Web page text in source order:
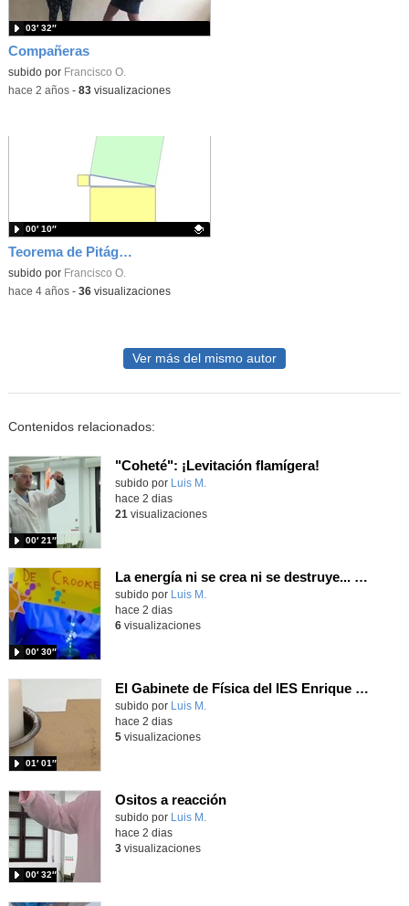
Compañeras
subido por Francisco O.
03′ 32″
-hace 2 años- 83visualizaciones
Teorema de Pitágoras bien explicado y comprensible
Contenido educativo.
subido por Francisco O.
00′ 10″
-hace 4 años- 36visualizaciones
Ver más del mismo autor
Contenidos relacionados:
"Coheté": ¡Levitación flamígera!
Contenido educativo.
subido por Luis M.
00′ 21″
hace 2 dias
21 visualizaciones
La energía ni se crea ni se destruye... ¡se experimenta! El Tierno en la Feria Madrid es Ciencia 2026
Contenido educativo.
subido por Luis M.
00′ 30″
hace 2 dias
6visualizaciones
El Gabinete de Física del IES Enrique Tierno Galván de Parla (Curso 25-26)
Contenido educativo.
subido por Luis M.
01′ 01″
hace 2 dias
5visualizaciones
Ositos a reacción
Contenido educativo.
subido por Luis M.
00′ 32″
hace 2 dias
3visualizaciones